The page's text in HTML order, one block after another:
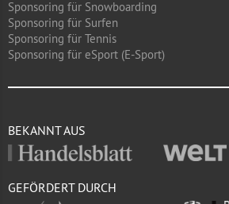
Sponsoring für Snowboarding
Sponsoring für Surfen
Sponsoring für Tennis
Sponsoring für eSport (E-Sport)
BEKANNT AUS
GEFÖRDERT DURCH